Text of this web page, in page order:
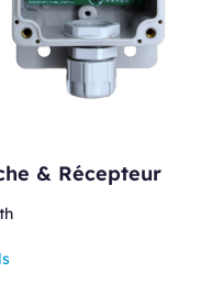
& Récepteur